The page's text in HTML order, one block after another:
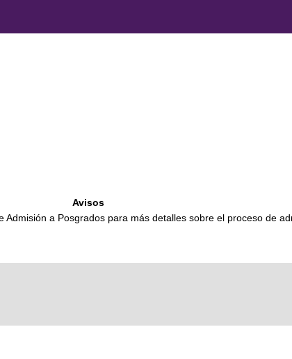
Avisos
Admisión a Posgrados para más detalles sobre el proceso de